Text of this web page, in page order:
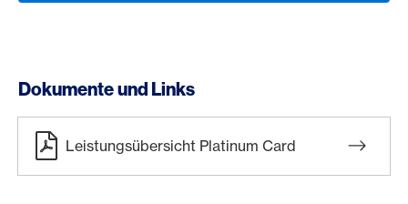
Dokumente und Links
Leistungsübersicht Platinum Card